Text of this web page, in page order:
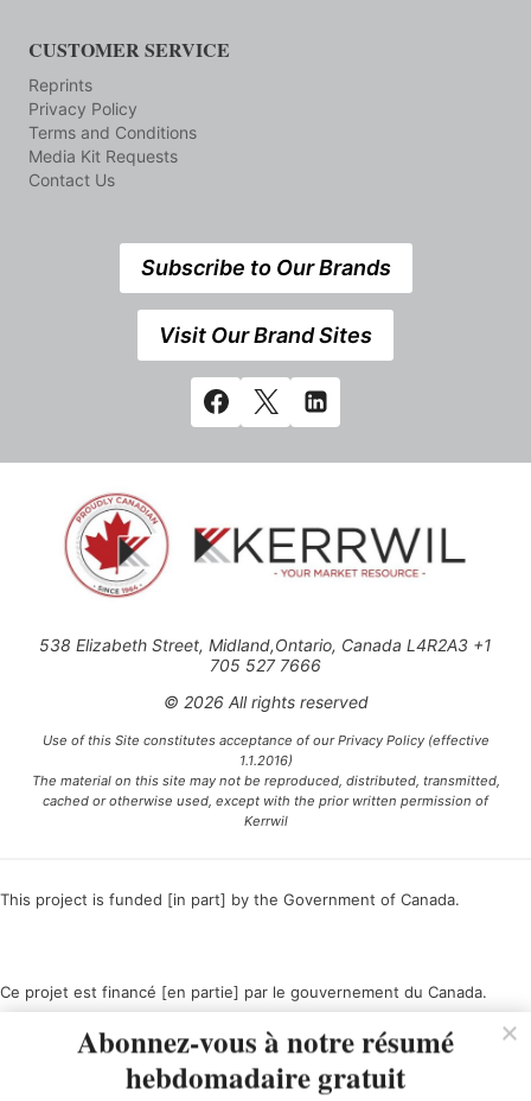
CUSTOMER SERVICE
Reprints
Privacy Policy
Terms and Conditions
Media Kit Requests
Contact Us
Subscribe to Our Brands
Visit Our Brand Sites
538 Elizabeth Street, Midland,Ontario, Canada L4R2A3 +1
705 527 7666
© 2026 All rights reserved
Use of this Site constitutes acceptance of our Privacy Policy (effective
1.1.2016)
The material on this site may not be reproduced, distributed, transmitted,
cached or otherwise used, except with the prior written permission of
Kerrwil
This project is funded [in part] by the Government of Canada.
Ce projet est financé [en partie] par le gouvernement du Canada.
Abonnez-vous à notre résumé
hebdomadaire gratuit